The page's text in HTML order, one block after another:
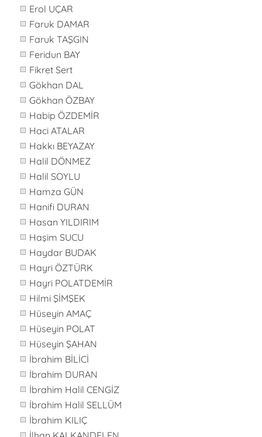
Erol UÇAR
Faruk DAMAR
Faruk TAŞGIN
Feridun BAY
Fikret Sert
Gökhan DAL
Gökhan ÖZBAY
Habip ÖZDEMİR
Haci ATALAR
Hakkı BEYAZAY
Halil DÖNMEZ
Halil SOYLU
Hamza GÜN
Hanifi DURAN
Hasan YILDIRIM
Haşim SUCU
Haydar BUDAK
Hayri ÖZTÜRK
Hayri POLATDEMİR
Hilmi ŞİMŞEK
Hüseyin AMAÇ
Hüseyin POLAT
Hüseyin ŞAHAN
İbrahim BİLİCİ
İbrahim DURAN
İbrahim Halil CENGİZ
İbrahim Halil SELLÜM
İbrahim KILIÇ